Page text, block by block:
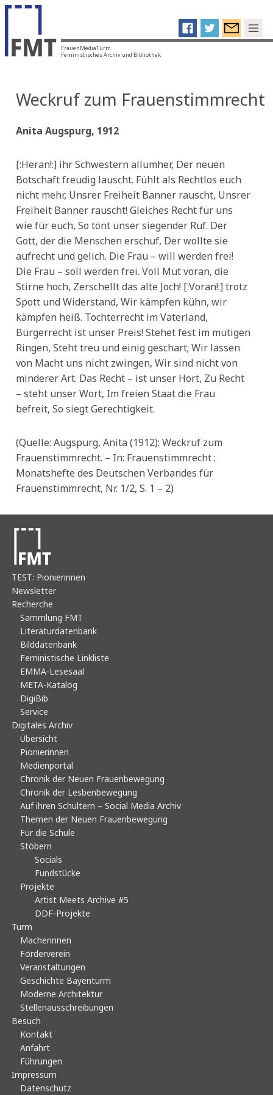
FrauenMediaTurm
Feministisches Archiv und Bibliothek
Weckruf zum Frauenstimmrecht
Anita Augspurg, 1912
[:Heran!:] ihr Schwestern allumher, Der neuen
Botschaft freudig lauscht. Fühlt als Rechtlos euch
nicht mehr, Unsrer Freiheit Banner rauscht, Unsrer
Freiheit Banner rauscht! Gleiches Recht für uns
wie für euch, So tönt unser siegender Ruf. Der
Gott, der die Menschen erschuf, Der wollte sie
aufrecht und gelich. Die Frau – will werden frei!
Die Frau – soll werden frei. Voll Mut voran, die
Stirne hoch, Zerschellt das alte Joch! [:Voran!:] trotz
Spott und Widerstand, Wir kämpfen kühn, wir
kämpfen heiß. Tochterrecht im Vaterland,
Bürgerrecht ist unser Preis! Stehet fest im mutigen
Ringen, Steht treu und einig geschart; Wir lassen
von Macht uns nicht zwingen, Wir sind nicht von
minderer Art. Das Recht – ist unser Hort, Zu Recht
– steht unser Wort, Im freien Staat die Frau
befreit, So siegt Gerechtigkeit.
(Quelle: Augspurg, Anita (1912): Weckruf zum
Frauenstimmrecht. – In: Frauenstimmrecht :
Monatshefte des Deutschen Verbandes für
Frauenstimmrecht, Nr. 1/2, S. 1 – 2)
TEST: Pionierinnen
Newsletter
Recherche
Sammlung FMT
Literaturdatenbank
Bilddatenbank
Feministische Linkliste
EMMA-Lesesaal
META-Katalog
DigiBib
Service
Digitales Archiv
Übersicht
Pionierinnen
Medienportal
Chronik der Neuen Frauenbewegung
Chronik der Lesbenbewegung
Auf ihren Schultern – Social Media Archiv
Themen der Neuen Frauenbewegung
Für die Schule
Stöbern
Socials
Fundstücke
Projekte
Artist Meets Archive #5
DDF-Projekte
Turm
Macherinnen
Förderverein
Veranstaltungen
Geschichte Bayenturm
Moderne Architektur
Stellenausschreibungen
Besuch
Kontakt
Anfahrt
Führungen
Impressum
Datenschutz